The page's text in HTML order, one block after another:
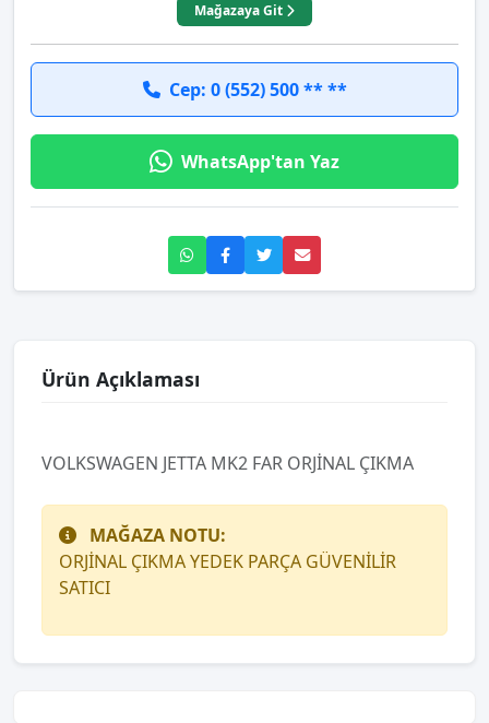
Mağazaya Git
Cep: 0 (552) 500 ** **
WhatsApp'tan Yaz
Ürün Açıklaması
VOLKSWAGEN JETTA MK2 FAR ORJİNAL ÇIKMA
MAĞAZA NOTU:
ORJİNAL ÇIKMA YEDEK PARÇA GÜVENİLİR
SATICI